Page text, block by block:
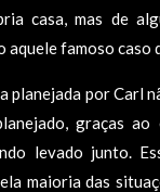
casa, mas de
aquele famoso caso
planejada por Carl
graças ao
levado junto.
maioria das